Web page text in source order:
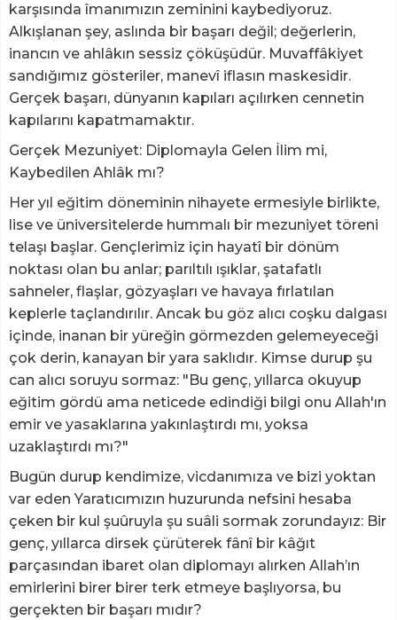
karşısında îmanımızın zeminini kaybediyoruz.
Alkışlanan şey, aslında bir başarı değil; değerlerin,
inancın ve ahlâkın sessiz çöküşüdür. Muvaffâkiyet
sandığımız gösteriler, manevî iflasın maskesidir.
Gerçek başarı, dünyanın kapıları açılırken cennetin
kapılarını kapatmamaktır.
Gerçek Mezuniyet: Diplomayla Gelen İlim mi,
Kaybedilen Ahlâk mı?
Her yıl eğitim döneminin nihayete ermesiyle birlikte,
lise ve üniversitelerde hummalı bir mezuniyet töreni
telaşı başlar. Gençlerimiz için hayatî bir dönüm
noktası olan bu anlar; parıltılı ışıklar, şatafatlı
sahneler, flaşlar, gözyaşları ve havaya fırlatılan
keplerle taçlandırılır. Ancak bu göz alıcı coşku dalgası
içinde, inanan bir yüreğin görmezden gelemeyeceği
çok derin, kanayan bir yara saklıdır. Kimse durup şu
can alıcı soruyu sormaz: "Bu genç, yıllarca okuyup
eğitim gördü ama neticede edindiği bilgi onu Allah'ın
emir ve yasaklarına yakınlaştırdı mı, yoksa
uzaklaştırdı mı?"
Bugün durup kendimize, vicdanımıza ve bizi yoktan
var eden Yaratıcımızın huzurunda nefsini hesaba
çeken bir kul şuûruyla şu suâli sormak zorundayız: Bir
genç, yıllarca dirsek çürüterek fânî bir kâğıt
parçasından ibaret olan diplomayı alırken Allah’ın
emirlerini birer birer terk etmeye başlıyorsa, bu
gerçekten bir başarı mıdır?